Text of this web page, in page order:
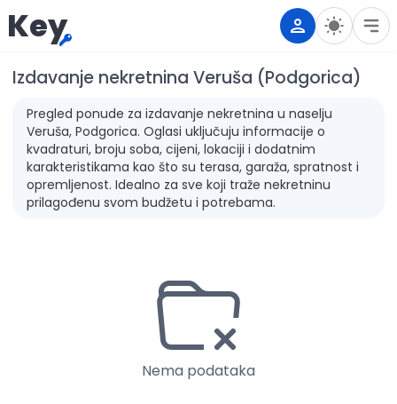
Key
Izdavanje nekretnina Veruša (Podgorica)
Pregled ponude za izdavanje nekretnina u naselju
Veruša, Podgorica. Oglasi uključuju informacije o
kvadraturi, broju soba, cijeni, lokaciji i dodatnim
karakteristikama kao što su terasa, garaža, spratnost i
opremljenost. Idealno za sve koji traže nekretninu
prilagođenu svom budžetu i potrebama.
Nema podataka